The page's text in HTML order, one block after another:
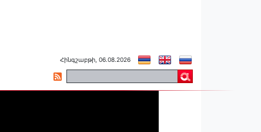
Հինգշաբթի, 06.08.2026